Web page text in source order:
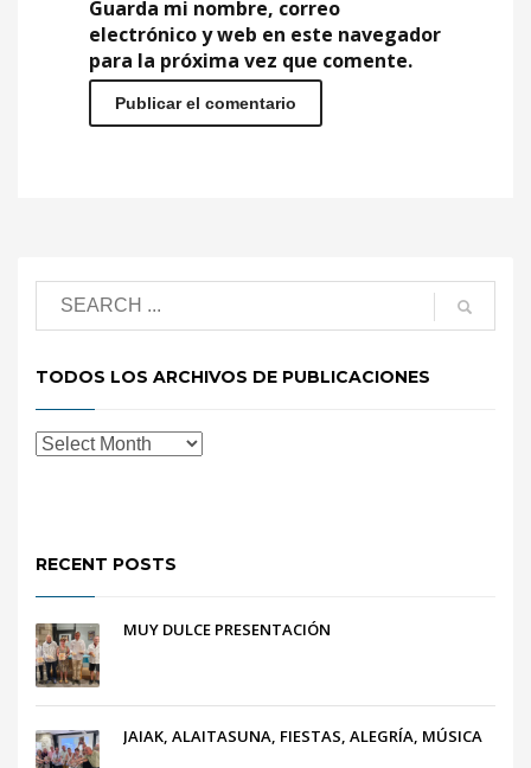
Guarda mi nombre, correo
electrónico y web en este navegador
para la próxima vez que comente.
TODOS LOS ARCHIVOS DE PUBLICACIONES
RECENT POSTS
MUY DULCE PRESENTACIÓN
JAIAK, ALAITASUNA, FIESTAS, ALEGRÍA, MÚSICA